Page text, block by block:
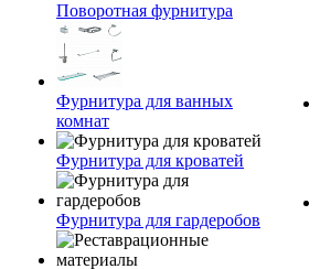
Поворотная фурнитура
Фурнитура для ванных
комнат
Фурнитура для кроватей
Фурнитура для гардеробов